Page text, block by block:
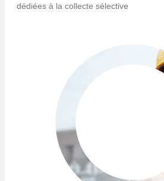
dédiées à la collecte sélective